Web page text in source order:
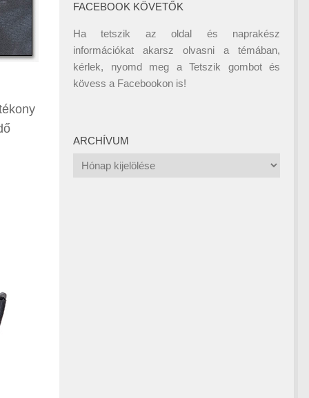
FACEBOOK KÖVETŐK
Ha tetszik az oldal és naprakész
információkat akarsz olvasni a témában,
kérlek, nyomd meg a Tetszik gombot és
kövess a Facebookon is!
ARCHÍVUM
Archívum